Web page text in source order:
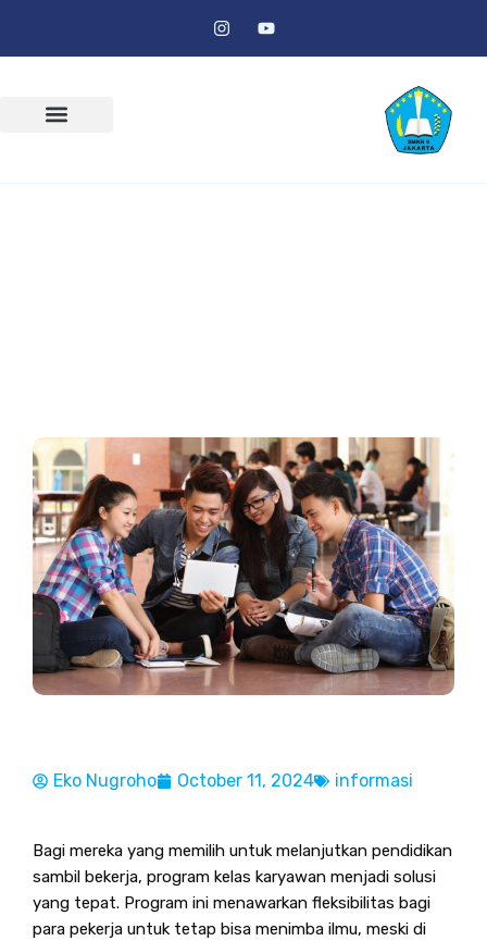
Eko Nugroho October 11, 2024 informasi
Bagi mereka yang memilih untuk melanjutkan pendidikan
sambil bekerja, program kelas karyawan menjadi solusi
yang tepat. Program ini menawarkan fleksibilitas bagi
para pekerja untuk tetap bisa menimba ilmu, meski di